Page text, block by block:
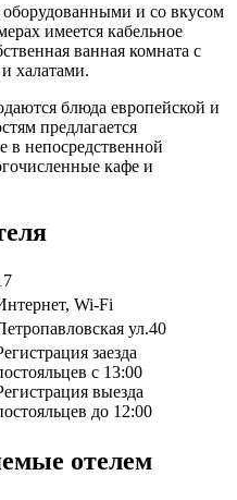
и со вкусом
имеется кабельное
ванная комната с
халатами.
блюда европейской и
предлагается
в непосредственной
кафе и
Wi-Fi
ул.40
заезда
с 13:00
выезда
до 12:00
отелем